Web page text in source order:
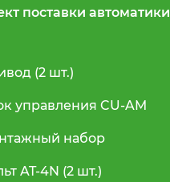
поставки автоматики
(2 шт.)
управления CU-AM
набор
AT-4N (2 шт.)